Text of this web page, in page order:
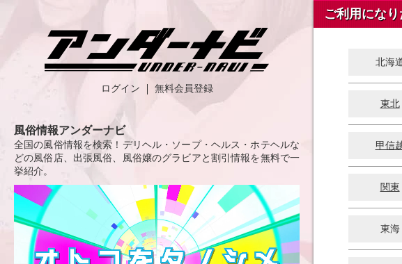
ログイン 無料会員登録
風俗情報アンダーナビ
全国の風俗情報を検索！デリヘル・ソープ・ヘルス・ホテヘルな
どの風俗店、出張風俗、風俗嬢のグラビアと割引情報を無料で一
挙紹介。
ご利用にな
北海
東北
甲信
関東
東海